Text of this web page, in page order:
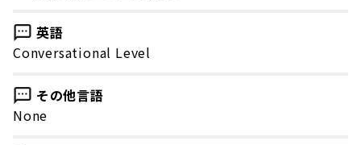
英語
Conversational Level
その他言語
None